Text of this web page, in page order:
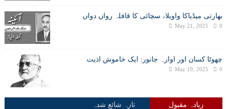
بھارتی میڈیاکا واویلا، سچائی کا قافلہ رواں دواں
May 21, 2025 0
چھوٹا کسان اور اوارہ جانور: ایک خاموش اذیت
May 19, 2025 0
زیادہ مقبول تازہ شائع شدہ